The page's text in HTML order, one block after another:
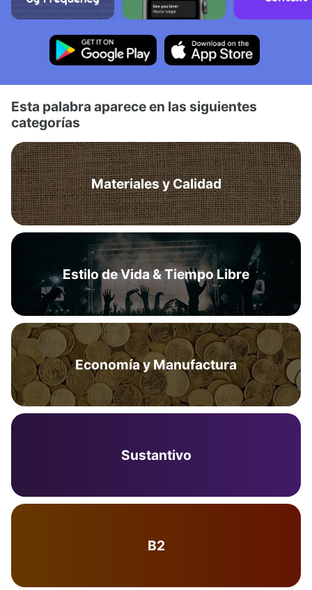
Esta palabra aparece en las siguientes
categorías
Materiales y Calidad
Estilo de Vida & Tiempo Libre
Economía y Manufactura
Sustantivo
B2